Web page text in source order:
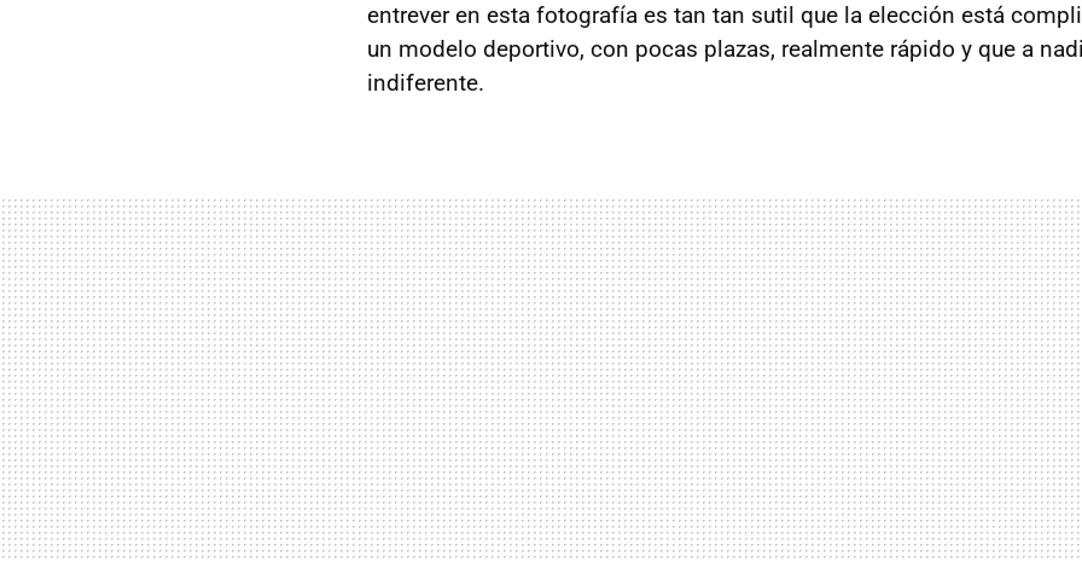
entrever en esta fotografía es tan tan sutil que la elección está
un modelo deportivo, con pocas plazas, realmente rápido y que a
indiferente.